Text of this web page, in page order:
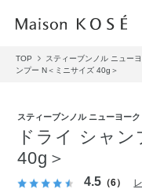
TOP スティーブンノル ニュー
ンプー N＜ミニサイズ 40g＞
スティーブンノル ニューヨーク
ドライ シャ
40g＞
4.5 （6）